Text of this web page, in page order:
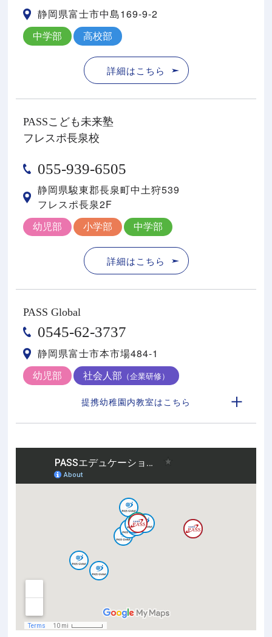
静岡県富士市中島169-9-2
中学部 高校部
詳細はこちら
PASSこども未来塾
フレスポ長泉校
055-939-6505
静岡県駿東郡⻑泉町中⼟狩539
フレスポ⻑泉2F
幼児部 小学部 中学部
詳細はこちら
PASS Global
0545-62-3737
静岡県富士市本市場484-1
幼児部 社会人部 （企業研修）
提携幼稚園内教室はこちら